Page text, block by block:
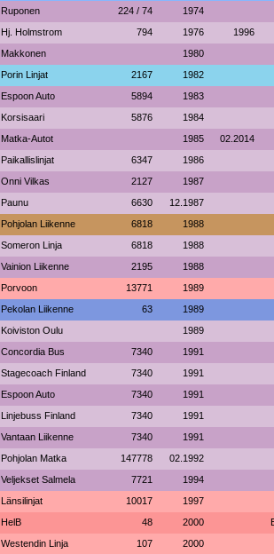
Ruponen 224 / 74 1974
Hj. Holmstrom 794 1976 1996
Makkonen 1980
Porin Linjat 2167 1982
Espoon Auto 5894 1983
Korsisaari 5876 1984
Matka-Autot 1985 02.2014
Paikallislinjat 6347 1986
Onni Vilkas 2127 1987
Paunu 6630 12.1987
Pohjolan Liikenne 6818 1988
Someron Linja 6818 1988
Vainion Liikenne 2195 1988
Porvoon 13771 1989
Pekolan Liikenne 63 1989
Koiviston Oulu 1989
Concordia Bus 7340 1991
Stagecoach Finland 7340 1991
Espoon Auto 7340 1991
Linjebuss Finland 7340 1991
Vantaan Liikenne 7340 1991
Pohjolan Matka 147778 02.1992
Veljekset Salmela 7721 1994
Länsilinjat 10017 1997
HelB 48 2000
Westendin Linja 107 2000